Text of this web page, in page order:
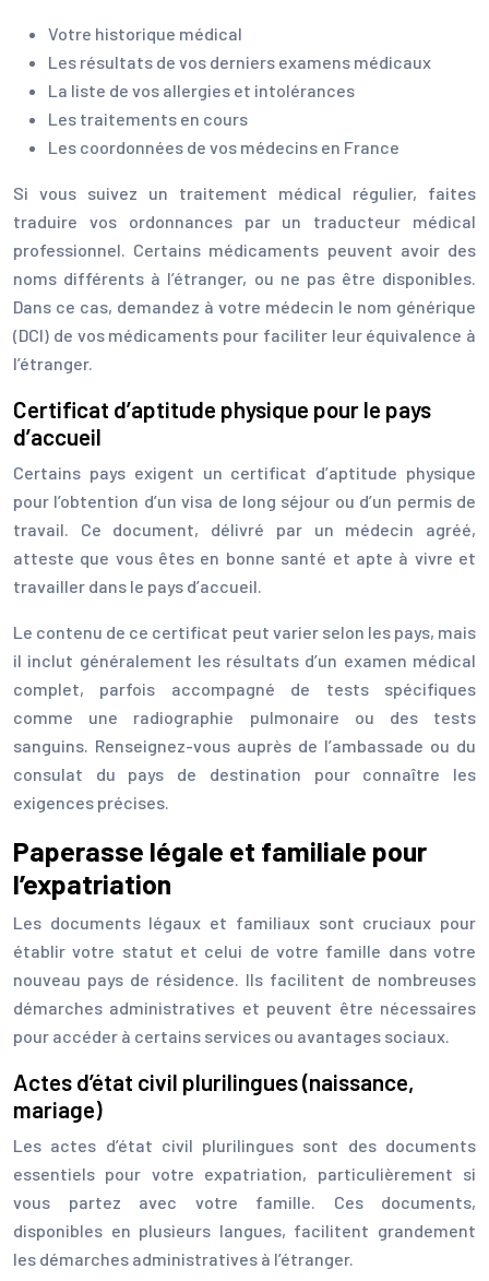
Votre historique médical
Les résultats de vos derniers examens médicaux
La liste de vos allergies et intolérances
Les traitements en cours
Les coordonnées de vos médecins en France
Si vous suivez un traitement médical régulier, faites
traduire vos ordonnances par un traducteur médical
professionnel. Certains médicaments peuvent avoir des
noms différents à l’étranger, ou ne pas être disponibles.
Dans ce cas, demandez à votre médecin le nom générique
(DCI) de vos médicaments pour faciliter leur équivalence à
l’étranger.
Certificat d’aptitude physique pour le pays
d’accueil
Certains pays exigent un certificat d’aptitude physique
pour l’obtention d’un visa de long séjour ou d’un permis de
travail. Ce document, délivré par un médecin agréé,
atteste que vous êtes en bonne santé et apte à vivre et
travailler dans le pays d’accueil.
Le contenu de ce certificat peut varier selon les pays, mais
il inclut généralement les résultats d’un examen médical
complet, parfois accompagné de tests spécifiques
comme une radiographie pulmonaire ou des tests
sanguins. Renseignez-vous auprès de l’ambassade ou du
consulat du pays de destination pour connaître les
exigences précises.
Paperasse légale et familiale pour
l’expatriation
Les documents légaux et familiaux sont cruciaux pour
établir votre statut et celui de votre famille dans votre
nouveau pays de résidence. Ils facilitent de nombreuses
démarches administratives et peuvent être nécessaires
pour accéder à certains services ou avantages sociaux.
Actes d’état civil plurilingues (naissance,
mariage)
Les actes d’état civil plurilingues sont des documents
essentiels pour votre expatriation, particulièrement si
vous partez avec votre famille. Ces documents,
disponibles en plusieurs langues, facilitent grandement
les démarches administratives à l’étranger.